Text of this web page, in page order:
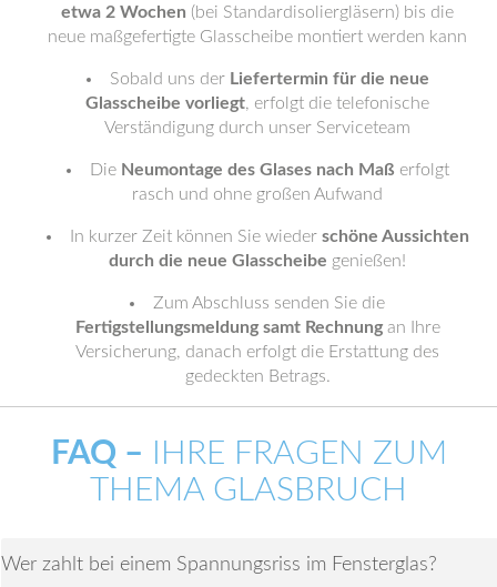
etwa 2 Wochen (bei Standardisoliergläsern) bis die
neue maßgefertigte Glasscheibe montiert werden kann
Sobald uns der Liefertermin für die neue
Glasscheibe vorliegt, erfolgt die telefonische
Verständigung durch unser Serviceteam
Die Neumontage des Glases nach Maß erfolgt
rasch und ohne großen Aufwand
In kurzer Zeit können Sie wieder schöne Aussichten
durch die neue Glasscheibe genießen!
Zum Abschluss senden Sie die
Fertigstellungsmeldung samt Rechnungan Ihre
Versicherung, danach erfolgt die Erstattung des
gedeckten Betrags.
FAQ – IHRE FRAGEN ZUM
THEMA GLASBRUCH
Wer zahlt bei einem Spannungsriss im Fensterglas?